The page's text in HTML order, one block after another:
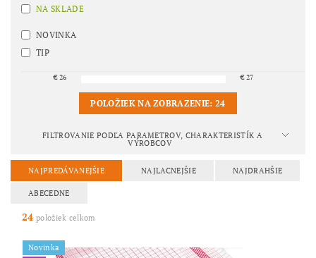
NA SKLADE
NOVINKA
TIP
€26 €27
POLOŽIEK NA ZOBRAZENIE:24
FILTROVANIE PODĽA PARAMETROV, CHARAKTERISTÍK A
VÝROBCOV
NAJPREDÁVANEJŠIE NAJLACNEJŠIE NAJDRAHŠIE
ABECEDNE
24 položiek celkom
Novinka